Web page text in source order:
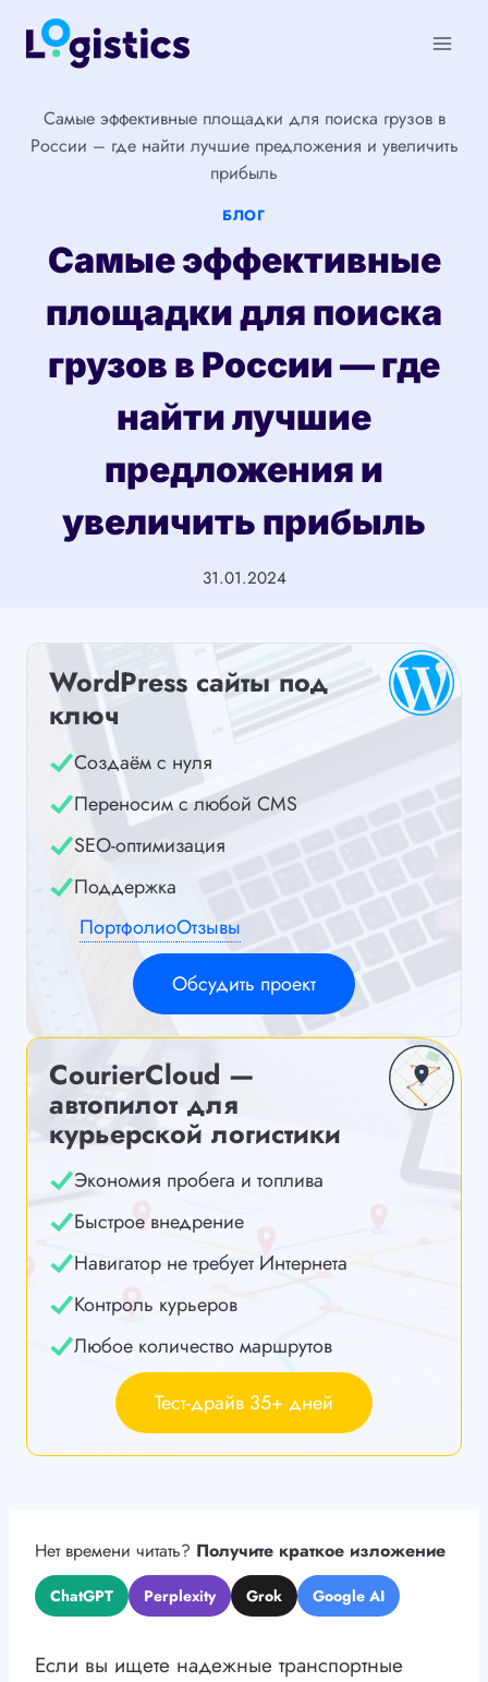
Перейти
Самые эффективные площадки для поиска грузов в
России – где найти лучшие предложения и увеличить
прибыль
БЛОГ
Самые эффективные
площадки для поиска
грузов в России — где
найти лучшие
предложения и
увеличить прибыль
31.01.2024
WordPress сайты под
ключ
Создаём с нуля
Переносим с любой CMS
SEO-оптимизация
Поддержка
ПортфолиоОтзывы
Обсудить проект
CourierCloud —
автопилот для
курьерской логистики
Экономия пробега и топлива
Быстрое внедрение
Навигатор не требует Интернета
Контроль курьеров
Любое количество маршрутов
Тест-драйв 35+ дней
Нет времени читать? Получите краткое изложение
ChatGPT Perplexity Grok Google AI
Если вы ищете надежные транспортные